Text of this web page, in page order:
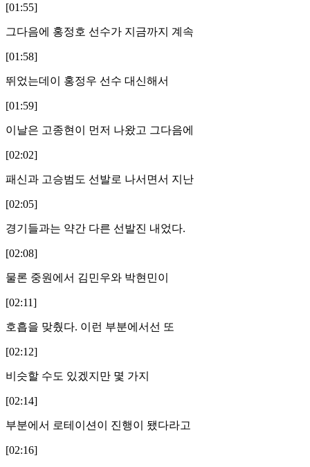
[01:55]
그다음에 홍정호 선수가 지금까지 계속
[01:58]
뛰었는데이 홍정우 선수 대신해서
[01:59]
이날은 고종현이 먼저 나왔고 그다음에
[02:02]
패신과 고승범도 선발로 나서면서 지난
[02:05]
경기들과는 약간 다른 선발진 내었다.
[02:08]
물론 중원에서 김민우와 박현민이
[02:11]
호흡을 맞췄다. 이런 부분에서선 또
[02:12]
비슷할 수도 있겠지만 몇 가지
[02:14]
부분에서 로테이션이 진행이 됐다라고
[02:16]